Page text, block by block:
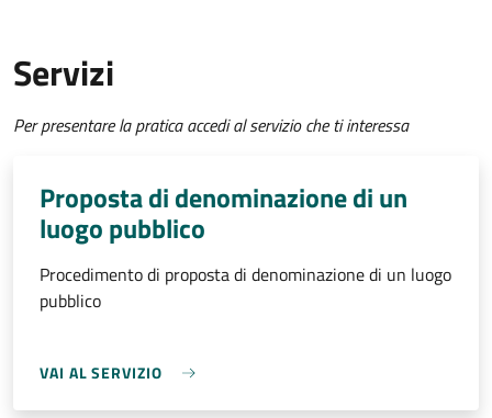
Servizi
Per presentare la pratica accedi al servizio che ti interessa
Proposta di denominazione di un
luogo pubblico
Procedimento di proposta di denominazione di un luogo
pubblico
VAI AL SERVIZIO